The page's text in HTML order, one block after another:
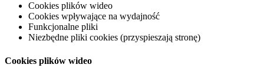
Cookies plików wideo
Cookies wpływające na wydajność
Funkcjonalne pliki
Niezbędne pliki cookies (przyspieszają stronę)
Cookies plików wideo